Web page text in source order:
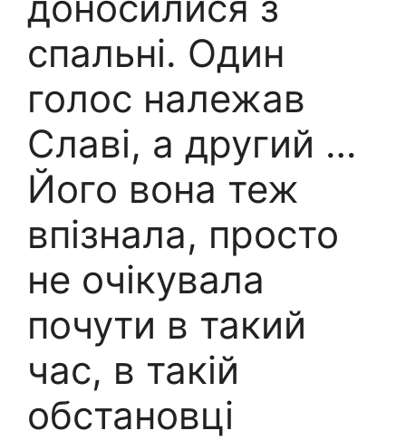
спальні. Один
голос належав
Славі, а другий …
Його вона теж
впізнала, просто
не очікувала
почути в такий
час, в такій
обстановці